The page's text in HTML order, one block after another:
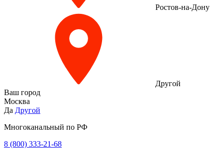
Ростов-на-Дону
Другой
Ваш город
Москва
Да Другой
Многоканальный по РФ
8 (800) 333‑21-68